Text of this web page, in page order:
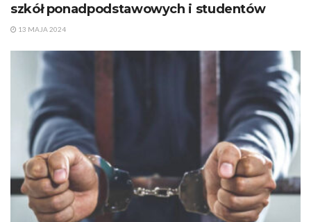
szkół ponadpodstawowych i studentów
13 MAJA 2024